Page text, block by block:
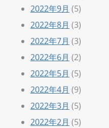
2022年9月 (5)
2022年8月 (3)
2022年7月 (3)
2022年6月 (2)
2022年5月 (5)
2022年4月 (9)
2022年3月 (5)
2022年2月 (5)